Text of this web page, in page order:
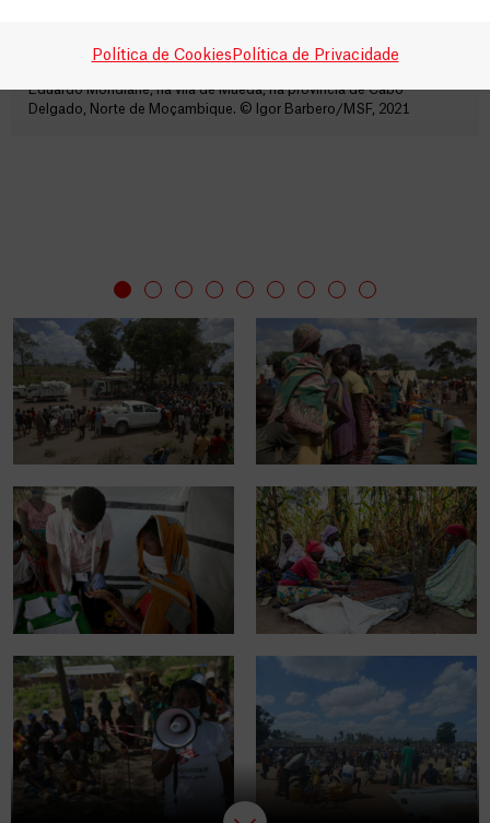
Política de Cookies Política de Privacidade
Uma equipa da MSF distribui artigos de ajuda humanitária a
Eduardo Mondlane, na vila de Mueda, na província de Cabo
Delgado, Norte de Moçambique. © Igor Barbero/MSF, 2021